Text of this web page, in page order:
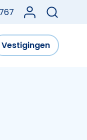
Log in bij Mijn
Vestigingen